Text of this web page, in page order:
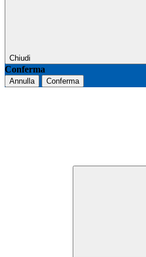
Chiudi
Conferma
Annulla Conferma